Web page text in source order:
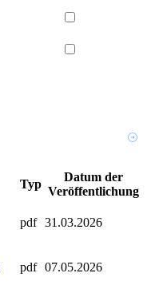
Typ
Datum der
Veröffentlichung
pdf 31.03.2026
pdf 07.05.2026